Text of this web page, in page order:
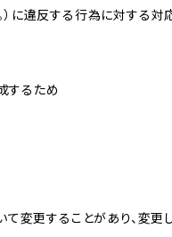
）に違反する行為に対する対
するため
変更することがあり、変